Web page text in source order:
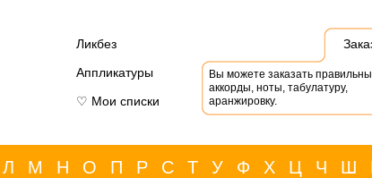
Ликбез
Аппликатуры
♡ Мои списки
Вы можете заказать
аккорды, ноты, табулатуру,
аранжировку.
Л М Н О П Р С Т У Ф Х Ц Ч Ш